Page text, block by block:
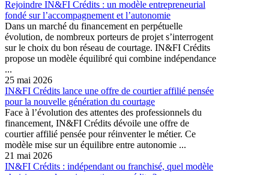
Rejoindre IN&FI Crédits : un modèle entrepreneurial
fondé sur l’accompagnement et l’autonomie
Dans un marché du financement en perpétuelle
évolution, de nombreux porteurs de projet s’interrogent
sur le choix du bon réseau de courtage. IN&FI Crédits
propose un modèle équilibré qui combine indépendance
...
25 mai 2026
IN&FI Crédits lance une offre de courtier affilié pensée
pour la nouvelle génération du courtage
Face à l’évolution des attentes des professionnels du
financement, IN&FI Crédits dévoile une offre de
courtier affilié pensée pour réinventer le métier. Ce
modèle mise sur un équilibre entre autonomie ...
21 mai 2026
IN&FI Crédits : indépendant ou franchisé, quel modèle